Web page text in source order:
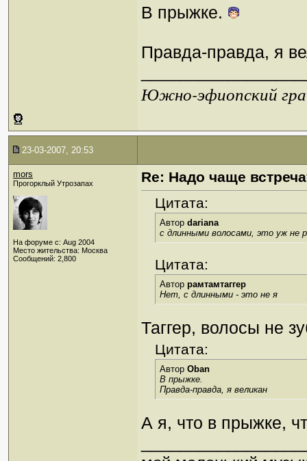
В прыжке.
Правда-правда, я
Южно-эфиопский
23-03-2007, 20:53
mors
Прогорклый Утрозапах
На форуме с: Aug 2004
Место жительства: Москва
Сообщений: 2,800
Re: Надо чаще
Цитата:
Автор dariana
с длинными волосами, это уж не
Цитата:
Автор рамтамтаггер
Нет, с длинными - это не я
Таггер, волосы не
Цитата:
Автор Oban
В прыжке.
Правда-правда, я великан
А я, что в прыжке,